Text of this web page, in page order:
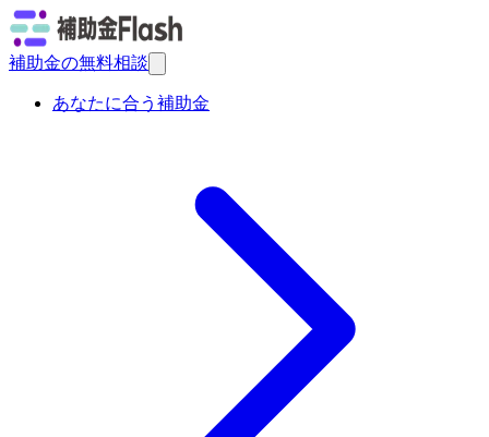
補助金の無料相談
あなたに合う補助金